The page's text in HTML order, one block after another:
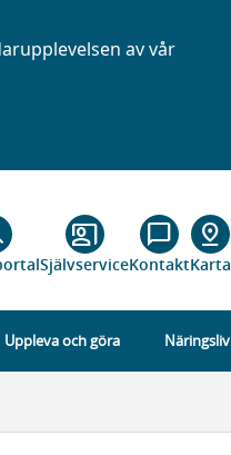
av vår
co_present
Självservice
chat_bubble_outline
Kontakt
pin_drop
Karta
Uppleva och göra Näringsliv